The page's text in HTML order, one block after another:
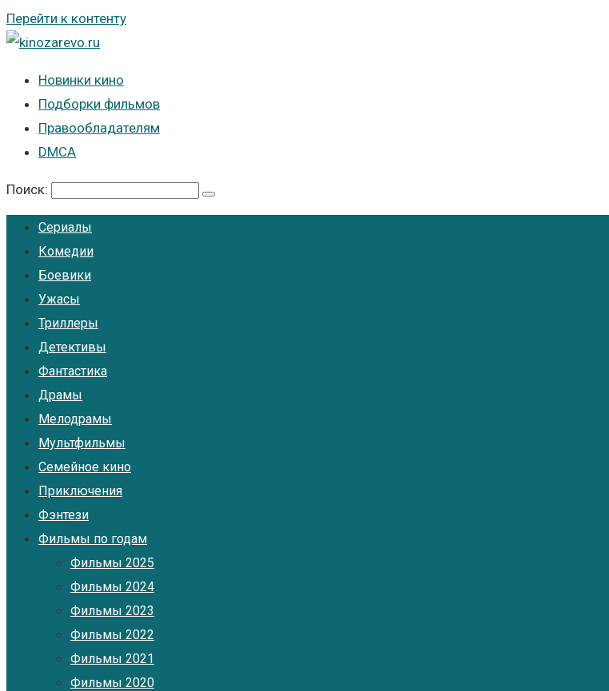
Перейти к контенту
Новинки кино
Подборки фильмов
Правообладателям
DMCA
Поиск:
Сериалы
Комедии
Боевики
Ужасы
Триллеры
Детективы
Фантастика
Драмы
Мелодрамы
Мультфильмы
Семейное кино
Приключения
Фэнтези
Фильмы по годам
Фильмы 2025
Фильмы 2024
Фильмы 2023
Фильмы 2022
Фильмы 2021
Фильмы 2020